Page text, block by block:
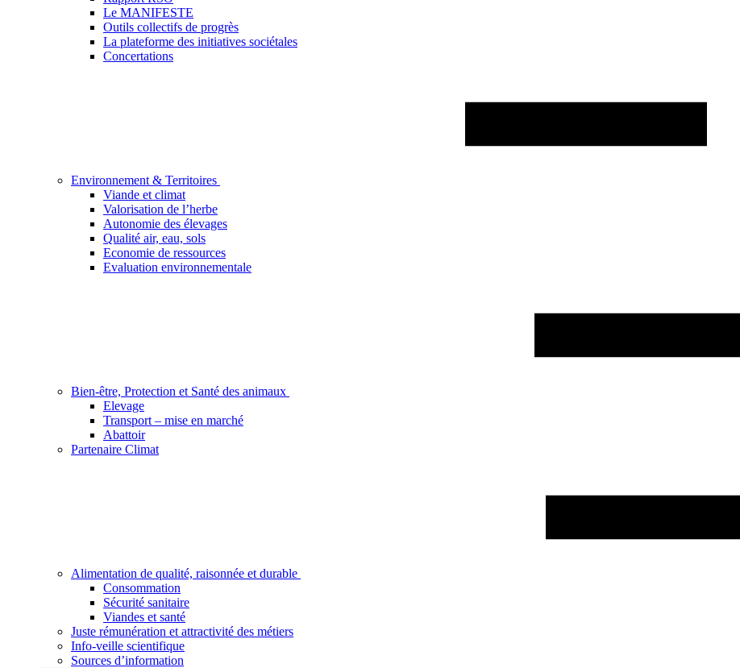
Le MANIFESTE
Outils collectifs de progrès
La plateforme des initiatives sociétales
Concertations
Environnement & Territoires
Viande et climat
Valorisation de l’herbe
Autonomie des élevages
Qualité air, eau, sols
Economie de ressources
Evaluation environnementale
Bien-être, Protection et Santé des animaux
Elevage
Transport – mise en marché
Abattoir
Partenaire Climat
Alimentation de qualité, raisonnée et durable
Consommation
Sécurité sanitaire
Viandes et santé
Juste rémunération et attractivité des métiers
Info-veille scientifique
Sources d’information